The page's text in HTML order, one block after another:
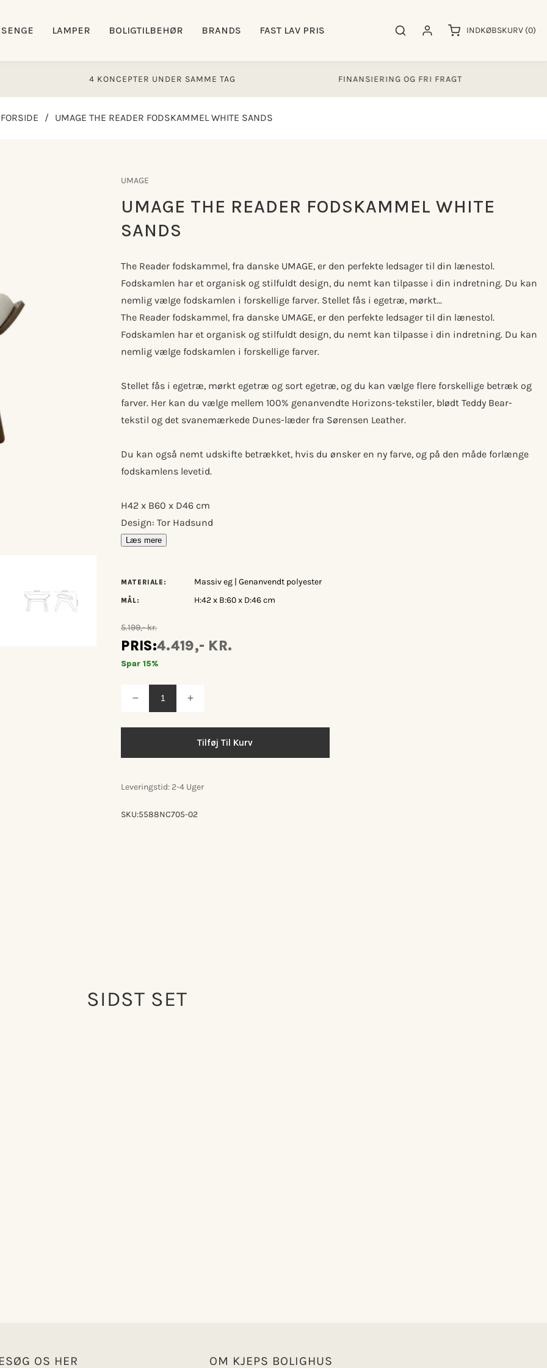
SENGE LAMPER BOLIGTILBEHØR BRANDS FAST LAV PRIS SøgeresultaterLog ind INDKØBSKURV (0)
varer
4 KONCEPTER UNDER SAMME TAG FINANSIERING OG FRI FRAGT
FORSIDE / UMAGE THE READER FODSKAMMEL WHITE SANDS
UMAGE
UMAGE THE READER FODSKAMMEL WHITE
SANDS
The Reader fodskammel, fra danske UMAGE, er den perfekte ledsager til din lænestol.
Fodskamlen har et organisk og stilfuldt design, du nemt kan tilpasse i din indretning. Du kan
nemlig vælge fodskamlen i forskellige farver. Stellet fås i egetræ, mørkt...
The Reader fodskammel, fra danske UMAGE, er den perfekte ledsager til din lænestol.
Fodskamlen har et organisk og stilfuldt design, du nemt kan tilpasse i din indretning. Du kan
nemlig vælge fodskamlen i forskellige farver.
Stellet fås i egetræ, mørkt egetræ og sort egetræ, og du kan vælge flere forskellige betræk og
farver. Her kan du vælge mellem 100% genanvendte Horizons-tekstiler, blødt Teddy Bear-
tekstil og det svanemærkede Dunes-læder fra Sørensen Leather.
Du kan også nemt udskifte betrækket, hvis du ønsker en ny farve, og på den måde forlænge
fodskamlens levetid.
H42 x B60 x D46 cm
Design: Tor Hadsund
Læs mere
MATERIALE: Massiv eg | Genanvendt polyester
MÅL: H:42 x B:60 x D:46 cm
5.199,- kr.
PRIS:4.419,- KR.
Spar 15%
Reducer
antallet
fodskammel
Øg
The
Reader
fodskammel
Tilføj Til Kurv
Leveringstid: 2-4 Uger
SKU:5588NC705-02
SIDST SET
OS HER OM KJEPS BOLIGHUS